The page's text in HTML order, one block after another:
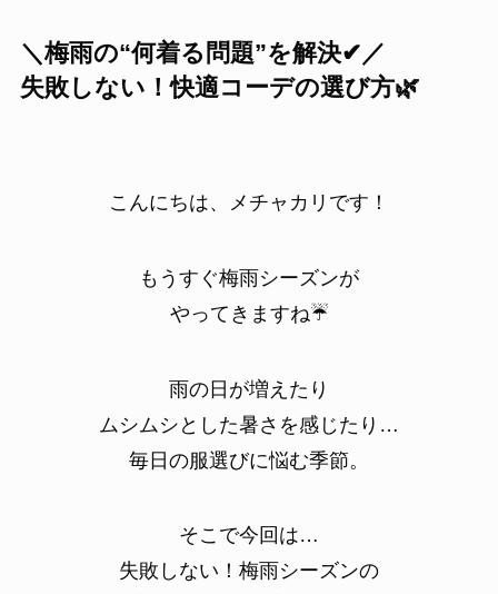
＼梅雨の“何着る問題”を解決✔／
失敗しない！快適コーデの選び方🌿
こんにちは、メチャカリです！
もうすぐ梅雨シーズンが
やってきますね☔
雨の日が増えたり
ムシムシとした暑さを感じたり…
毎日の服選びに悩む季節。
そこで今回は…
失敗しない！梅雨シーズンの